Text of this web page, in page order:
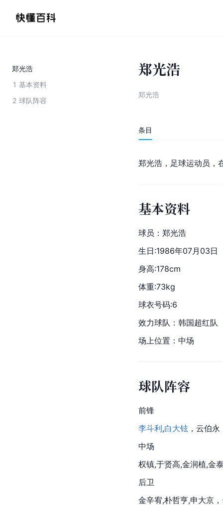
郑光浩
1 基本资料
2 球队阵容
郑光浩
郑光浩
条目
郑光浩，足球运动员，
基本资料
球员：郑光浩
生日:1986年07月03日
身高:178cm
体重:73kg
球衣号码:6
效力球队：韩国超红队
场上位置：中场
球队阵容
前锋
李斗利,白大铉 ， 云伯永
中场
权镇,于贤高,金润植,金
后卫
金辛宥,朴哲亨,申大京 ，